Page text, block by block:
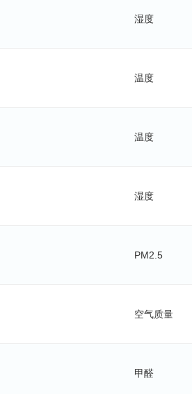
湿度
温度
温度
湿度
PM2.5
空气质量
甲醛